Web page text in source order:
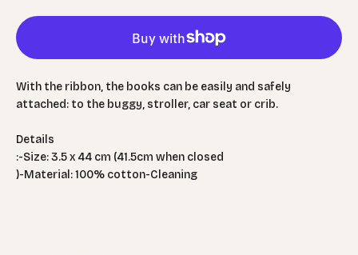
With the ribbon, the books can be easily and safely
attached: to the buggy, stroller, car seat or crib.
Details
:-Size: 3.5 x 44 cm (41.5cm when closed
)-Material: 100% cotton-Cleaning